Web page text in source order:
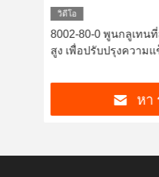
วิดีโอ
8002-80-0 พูนกลูเทน
สูง เพื่อปรับปรุงความ
หา